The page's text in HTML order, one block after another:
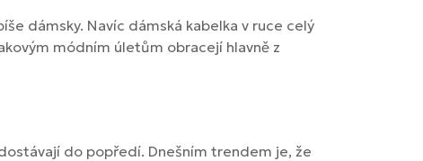
dámsky. Navíc dámská kabelka v ruce celý
módním úletům obracejí hlavně z
do popředí. Dnešním trendem je, že